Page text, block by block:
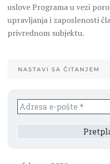
uslove Programa u vezi
upravljanja i zaposlenosti
privrednom subjektu.
NASTAVI SA ČITANJEM